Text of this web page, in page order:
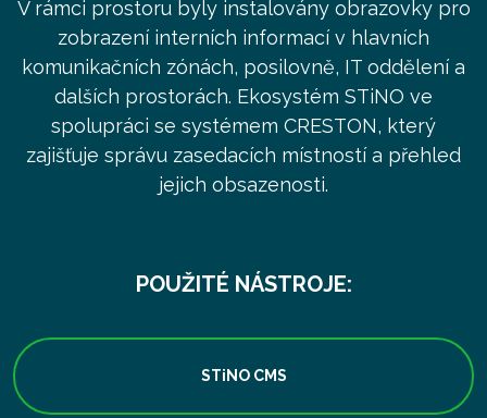
V rámci prostoru byly instalovány obrazovky pro
zobrazení interních informací v hlavních
komunikačních zónách, posilovně, IT oddělení a
dalších prostorách. Ekosystém STiNO ve
spolupráci se systémem CRESTON, který
zajišťuje správu zasedacích místností a přehled
jejich obsazenosti.
POUŽITÉ NÁSTROJE:
STiNO CMS